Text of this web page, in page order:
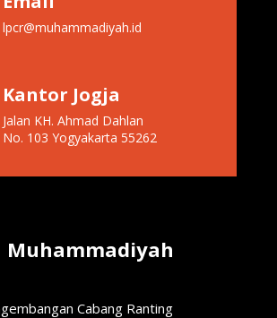
lpcr@muhammadiyah.id
Kantor Jogja
Jalan KH. Ahmad Dahlan
No. 103 Yogyakarta 55262
Muhammadiyah
Cabang Ranting